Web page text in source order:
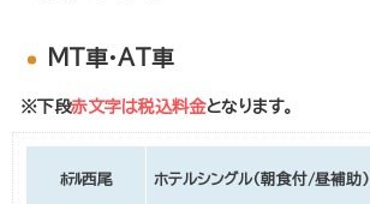
MT車・AT車
※下段赤文字は税込料金となります。
ﾎﾃﾙ西尾 ホテルシングル(朝食付/昼補助)